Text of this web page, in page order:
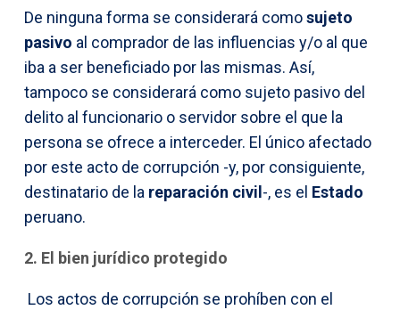
De ninguna forma se considerará comosujeto
pasivo al comprador de las influencias y/o al que
iba a ser beneficiado por las mismas. Así,
tampoco se considerará como sujeto pasivo del
delito al funcionario o servidor sobre el que la
persona se ofrece a interceder. El único afectado
por este acto de corrupción -y, por consiguiente,
destinatario de la reparación civil -, es el Estado
peruano.
2. El bien jurídico protegido
Los actos de corrupción se prohíben con el